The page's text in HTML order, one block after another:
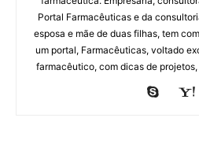
Portal Farmacêuticas e da
esposa e mãe de duas filhas, tem
um portal, Farmacêuticas, voltado
farmacêutico, com dicas de